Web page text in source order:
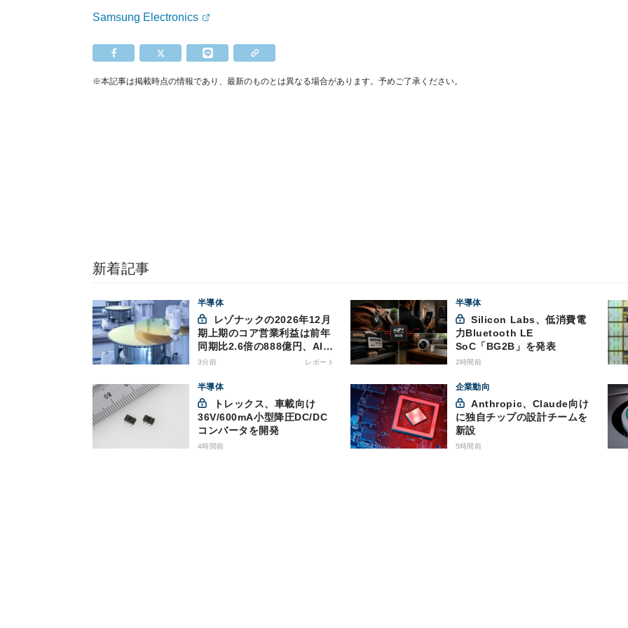
Samsung Electronics
※本記事は掲載時点の情報であり、最新のものとは異なる場合があります。予めご了承ください。
新着記事
半導体
期上期のコア営業利益は前年
同期比2.6倍の888億円、AI向
け半導体材料が好調
3分前 レポート
半導体
Silicon Labs、低消費電
力Bluetooth LE
SoC「BG2B」を発表
2時間前
半導体
36V/600mA小型降圧DC/DC
コンバータを開発
4時間前
企業動向
Anthropic、Claude向け
に独自チップの設計チームを
新設
5時間前